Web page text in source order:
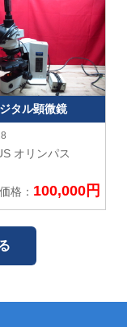
タル顕微鏡
オリンパス
格： 100,000円